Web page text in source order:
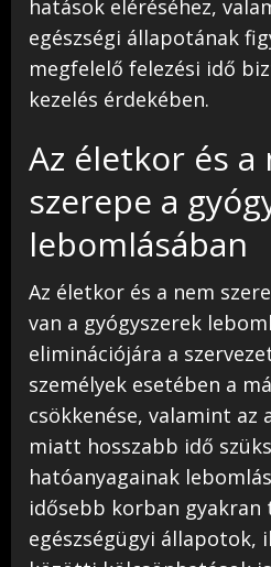
hatások eléréséhez,
egészségi állapotának
megfelelő felezési idő
kezelés érdekében.
Az életkor és a
szerepe a
lebomlásában
Az életkor és a nem
van a gyógyszerek
eliminációjára a
személyek esetében a
csökkenése, valamint az
miatt hosszabb idő
hatóanyagainak
idősebb korban
egészségügyi állapotok,